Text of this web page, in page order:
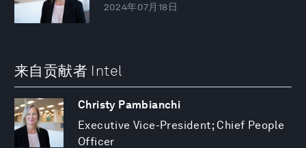
2024年07月18日
来自贡献者 Intel
Christy Pambianchi
Executive Vice-President; Chief People
Officer